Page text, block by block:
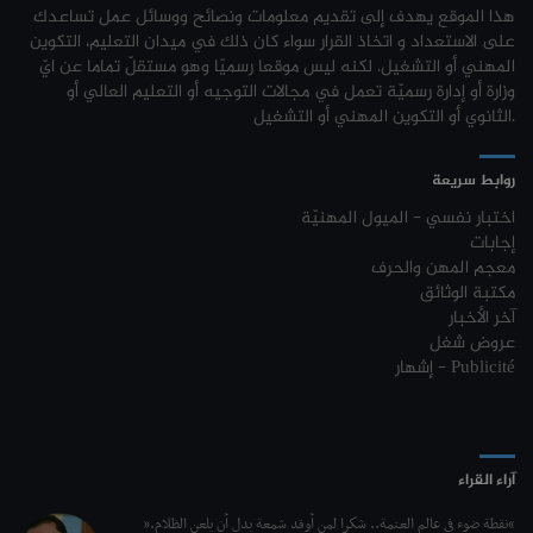
31-07 مناظرات إنتداب أساتذة التربية البدنية : بلاغ خاص بالناجحين في القائمة
التكميلية
31-07 جامعة تونس المنار : مناظرة النقل الجامعية في نفس الاختصاص 2026-2027
24-01 نتائج مناظرة الإلتحاق بالتكوين في مستوى مؤهل التقني السامي - دورة فيفري
2024
21-11 مناظرة إنتداب ضباط إصلاح بوزارة العدل لسنة 2023
17-11
20-09
14-09 موعد افتتاح السنة التكوينية 2023-2024
17-07 تمديد آجال الترشح لمناظرة الدخول للأكاديميات العسكرية 2023-2024
31-12
12-05 200 منحة لطلبة الطب التونسيين في جامعة هارفارد ‏الأمريكية‏
هذا الموقع يهدف إلى تقديم معلومات ونصائح ووسائل عمل تساعدك
على الاستعداد و اتخاذ القرار سواء كان ذلك في ميدان التعليم، التكوين
المهني أو التشغيل. لكنه ليس موقعا رسميّا وهو مستقلّ تماما عن ايّ
وزارة أو إدارة رسميّة تعمل في مجالات التوجيه أو التعليم العالي أو
الثانوي أو التكوين المهني أو التشغيل.
روابط سريعة
اختبار نفسي - الميول المهنيّة
إجابات
معجم المهن والحرف
مكتبة الوثائق
آخر الأخبار
عروض شغل
إشهار - Publicité
آراء القراء
“نقطة ضوء في عالم العتمة.. شكرا لمن أوقد شمعة بدل أن يلعن الظلام.”